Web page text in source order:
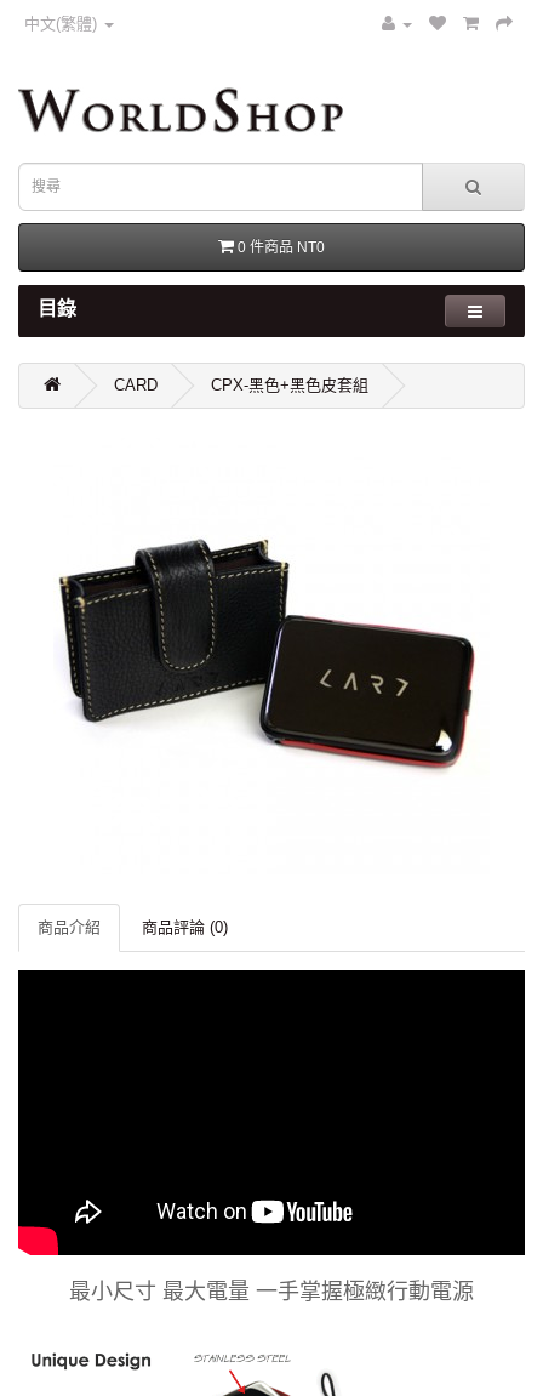
中文(繁體)
0 件商品 NT0
目錄
CARD CPX-黑色+黑色皮套組
商品介紹 商品評論 (0)
最小尺寸 最大電量 一手掌握極緻行動電源